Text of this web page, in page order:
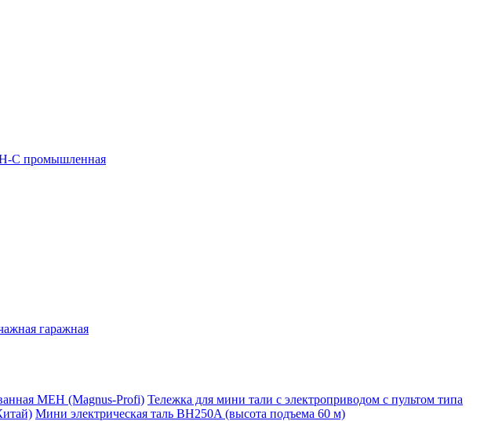
C промышленная
гаражная
МЕН (Magnus-Profi) Тележка для мини тали с электроприводом с пультом типа
Мини электрическая таль BH250A (высота подъема 60 м)